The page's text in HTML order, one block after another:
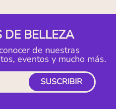
BELLEZA
de nuestras
eventos y mucho más.
SUSCRIBIR